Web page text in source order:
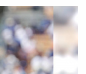
展現美技將他觸殺在
雨勢看起來不小，
被迫中斷下來。比
墨西哥依舊是第四任
出局，陳啟聖外野飛
珠珢與一名男子緊貼
後，PTT鄉民紛紛
沒男友才奇怪」、
有很意外嗎」、「她
兩邊跑，我就覺得